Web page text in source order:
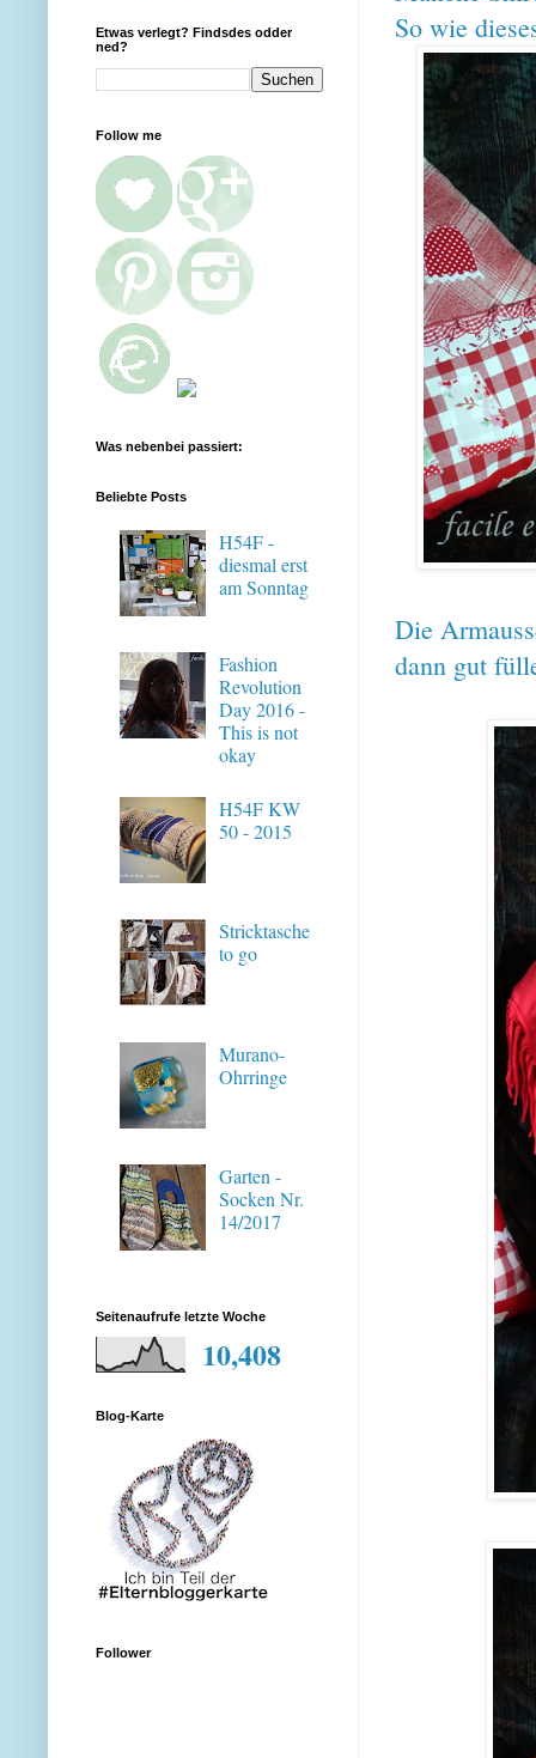
So wie
Die
dann gut
Etwas verlegt? Findsdes odder
ned?
Follow me
Was nebenbei passiert:
Beliebte Posts
H54F -
diesmal erst
am Sonntag
Fashion
Revolution
Day 2016 -
This is not
okay
H54F KW
50 - 2015
Stricktasche
to go
Murano-
Ohrringe
Garten -
Socken Nr.
14/2017
Seitenaufrufe letzte Woche
10,408
Blog-Karte
Follower